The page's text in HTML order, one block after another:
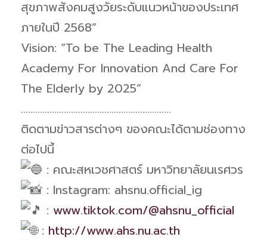
สุขภาพสังคมสูงวัยระดับแนวหน้าของประเทศ
ภายในปี 2568”
Vision: “To be The Leading Health
Academy For Innovation And Care For
The Elderly by 2025”
………………………………………………………
ติดตามข่าวสารต่างๆ ของคณะได้ตามช่องทาง
ต่อไปนี้
: คณะสหเวชศาสตร์ มหาวิทยาลัยนเรศวร
: Instagram: ahsnu.official_ig
: www.tiktok.com/@ahsnu_official
: http://www.ahs.nu.ac.th